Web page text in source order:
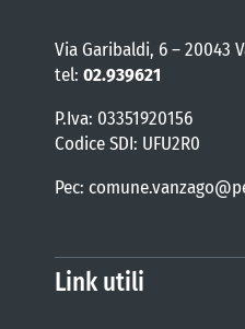
Via Garibaldi, 6 – 20043
tel: 02.939621
P.Iva: 03351920156
Codice SDI: UFU2R0
Pec:
Link utili